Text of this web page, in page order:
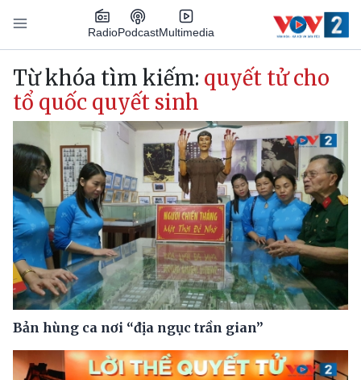
Nhảy đến nội dung
RadioPodcastMultimedia
Main navigation
Từ khóa tìm kiếm: quyết tử cho
tổ quốc quyết sinh
Bản hùng ca nơi “địa ngục trần gian”